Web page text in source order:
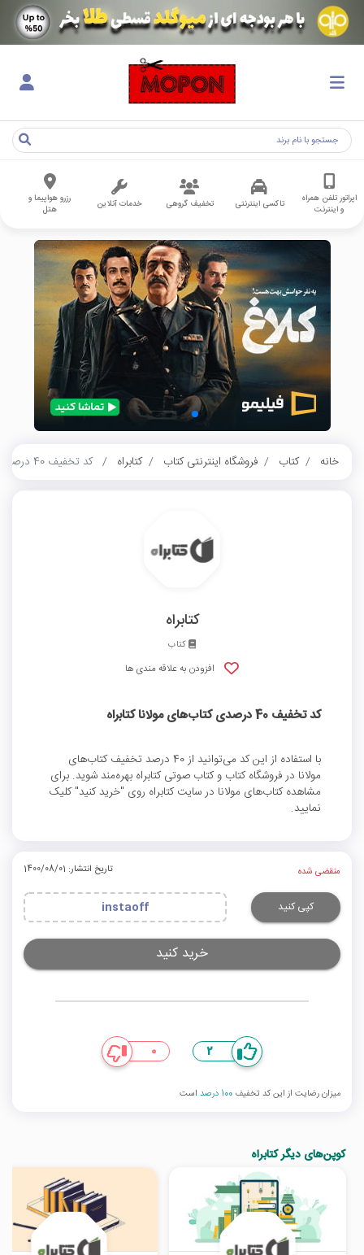
اپراتور تلفن همراه
و اینترنت
تاکسی اینترنتی تخفیف گروهی خدمات آنلاین
رزرو هواپیما و
هتل
خانه کتاب فروشگاه اینترنتی کتاب کتابراه کد تخفیف 40 درصدی کتاب‌های مولانا کتابراه
کتابراه
کتاب
افزودن به علاقه مندی ها
کد تخفیف 40 درصدی کتاب‌های مولانا کتابراه
با استفاده از این کد می‌توانید از 40 درصد تخفیف کتاب‌های
مولانا در فروشگاه کتاب و کتاب صوتی کتابراه بهره‌مند شوید. برای
مشاهده کتاب‌های مولانا در سایت کتابراه روی "خرید کنید" کلیک
نمایید.
منقضی شده تاریخ انتشار: 1400/08/01
کپی کنید instaoff
خرید کنید
2
0
میزان رضایت از این کد تخفیف 100 درصد است
کوپن‌های دیگر کتابراه